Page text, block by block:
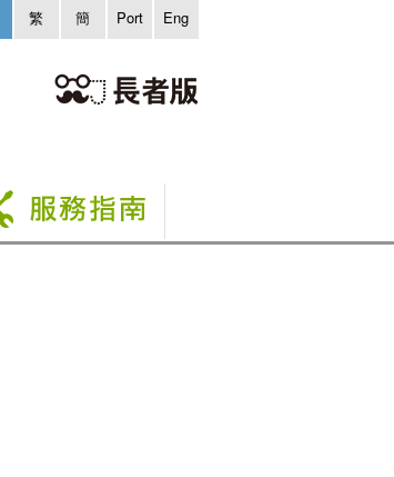
繁 簡 Port Eng